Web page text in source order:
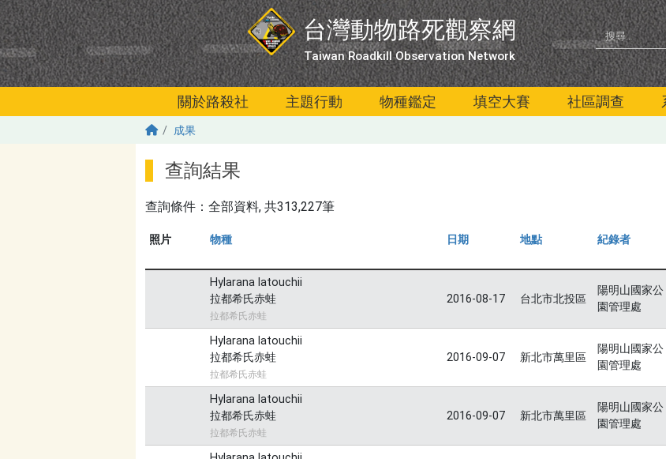
移至主內容
台灣動物路死觀察網
Taiwan Roadkill Observation Network
關於路殺社 主題行動 物種鑑定 填空大賽 社區調查
成果
查詢結果
查詢條件： 全部資料, 共313,227筆
照片 物種 日期 地點 紀錄者
Hylarana latouchii
拉都希氏赤蛙
拉都希氏赤蛙
2016-08-17 台北市北投區
陽明山國家公
園管理處
Hylarana latouchii
拉都希氏赤蛙
拉都希氏赤蛙
2016-09-07 新北市萬里區
陽明山國家公
園管理處
Hylarana latouchii
拉都希氏赤蛙
拉都希氏赤蛙
2016-09-07 新北市萬里區
陽明山國家公
園管理處